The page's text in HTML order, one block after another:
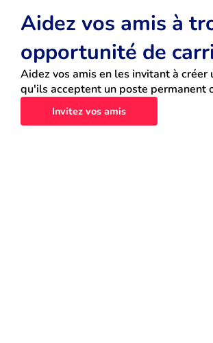
Aidez vos amis à
opportunité de
Aidez vos amis en les invitant à
qu'ils acceptent un poste permanent
Invitez vos amis